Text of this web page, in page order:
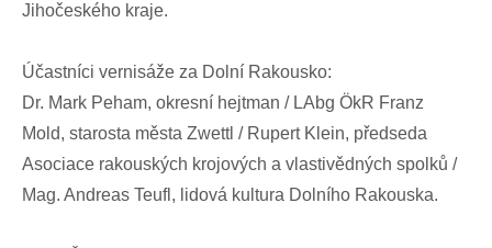
Jihočeského kraje.
Účastníci vernisáže za Dolní Rakousko:
Dr. Mark Peham, okresní hejtman / LAbg ÖkR Franz
Mold, starosta města Zwettl / Rupert Klein, předseda
Asociace rakouských krojových a vlastivědných spolků /
Mag. Andreas Teufl, lidová kultura Dolního Rakouska.